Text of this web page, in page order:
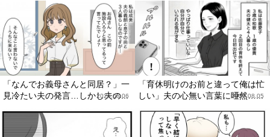
「なんでお義母さんと同居？」一
見冷たい夫の発言…しかし夫の...
2026.08.06
「育休明けのお前と違って俺は忙
しい」夫の心無い言葉に唖然…...
2026.08.05